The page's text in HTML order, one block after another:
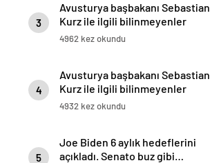
3
Avusturya başbakanı Sebastian
Kurz ile ilgili bilinmeyenler
4962 kez okundu
4
Avusturya başbakanı Sebastian
Kurz ile ilgili bilinmeyenler
4932 kez okundu
5
Joe Biden 6 aylık hedeflerini
açıkladı. Senato buz gibi…